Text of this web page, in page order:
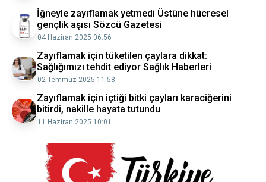
İğneyle zayıflamak yetmedi Üstüne hücresel
gençlik aşısı Sözcü Gazetesi
04 Haziran 2025 06:56
Zayıflamak için tüketilen çaylara dikkat:
Sağlığımızı tehdit ediyor Sağlık Haberleri
02 Temmuz 2025 11:58
Zayıflamak için içtiği bitki çayları karaciğerini
bitirdi, nakille hayata tutundu
11 Haziran 2025 10:01